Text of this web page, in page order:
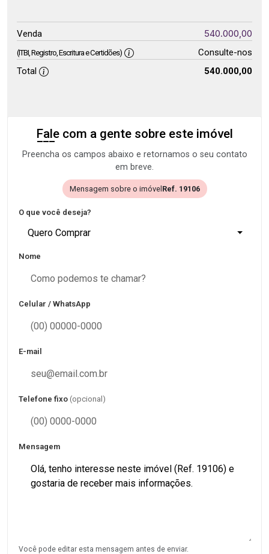
Venda 540.000,00
(ITBI, Registro, Escritura e Certidões)
Consulte-nos
Total
540.000,00
Fale com a gente sobre este imóvel
Preencha os campos abaixo e retornamos o seu contato
em breve.
Mensagem sobre o imóvel Ref. 19106
O que você deseja?
Quero Comprar
Nome
Celular / WhatsApp
E-mail
Telefone fixo (opcional)
Mensagem
Você pode editar esta mensagem antes de enviar.